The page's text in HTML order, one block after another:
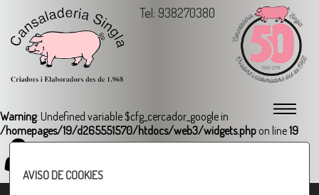
AVISO DE COOKIES
Tel: 938270380
Warning: Undefined variable $cfg_cercador_google in
/homepages/19/d265551570/htdocs/web3/widgets.php on line19
Login